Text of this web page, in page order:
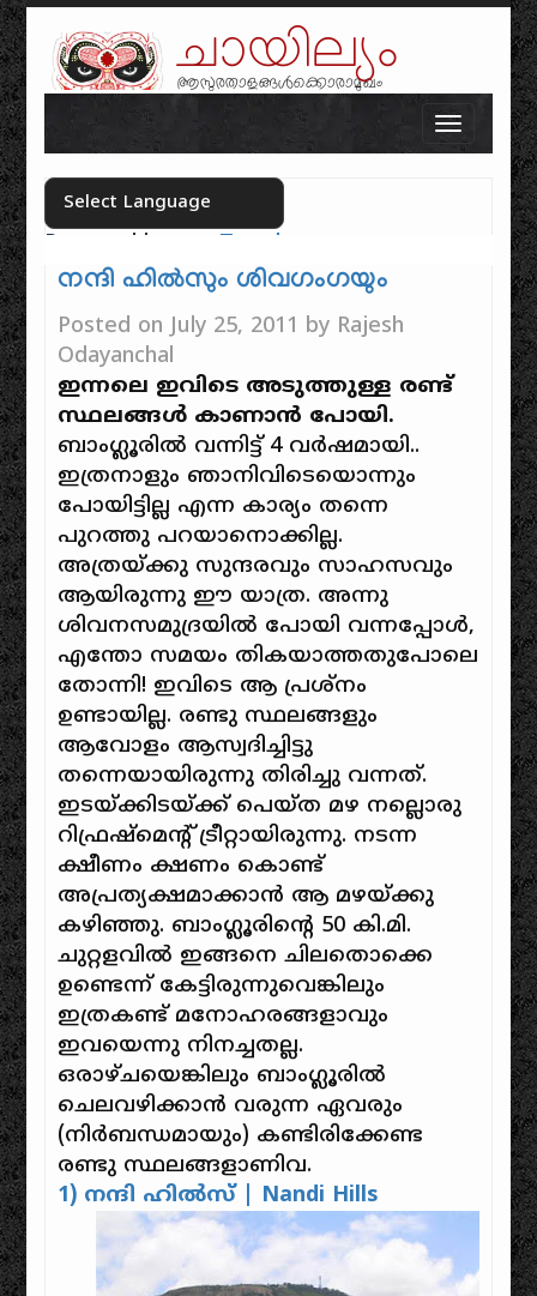
ചായില്യം
ആസുരതാളങ്ങൾക്കൊരാമുഖം
Skip to content
Toggle
Powered by Translate
നന്ദി ഹിൽസും ശിവഗംഗയും
Posted on July 25, 2011 by Rajesh
Odayanchal
ഇന്നലെ ഇവിടെ അടുത്തുള്ള രണ്ട്
സ്ഥലങ്ങൾ കാണാൻ പോയി.
ബാംഗ്ലൂരിൽ വന്നിട്ട് 4 വർഷമായി..
ഇത്രനാളും ഞാനിവിടെയൊന്നും
പോയിട്ടില്ല എന്ന കാര്യം തന്നെ
പുറത്തു പറയാനൊക്കില്ല.
അത്രയ്‌ക്കു സുന്ദരവും സാഹസവും
ആയിരുന്നു ഈ യാത്ര. അന്നു
ശിവനസമുദ്രയിൽ പോയി വന്നപ്പോൾ,
എന്തോ സമയം തികയാത്തതുപോലെ
തോന്നി! ഇവിടെ ആ പ്രശ്നം
ഉണ്ടായില്ല. രണ്ടു സ്ഥലങ്ങളും
ആവോളം ആസ്വദിച്ചിട്ടു
തന്നെയായിരുന്നു തിരിച്ചു വന്നത്.
ഇടയ്‌ക്കിടയ്ക്ക് പെയ്ത മഴ നല്ലൊരു
റിഫ്രഷ്‌മെന്റ് ട്രീറ്റായിരുന്നു. നടന്ന
ക്ഷീണം ക്ഷണം കൊണ്ട്
അപ്രത്യക്ഷമാക്കാൻ ആ മഴയ്‌ക്കു
കഴിഞ്ഞു. ബാംഗ്ലൂരിന്റെ 50 കി.മി.
ചുറ്റളവിൽ ഇങ്ങനെ ചിലതൊക്കെ
ഉണ്ടെന്ന് കേട്ടിരുന്നുവെങ്കിലും
ഇത്രകണ്ട് മനോഹരങ്ങളാവും
ഇവയെന്നു നിനച്ചതല്ല.
ഒരാഴ്ചയെങ്കിലും ബാംഗ്ലൂരിൽ
ചെലവഴിക്കാൻ വരുന്ന ഏവരും
(നിർബന്ധമായും) കണ്ടിരിക്കേണ്ട
രണ്ടു സ്ഥലങ്ങളാണിവ.
1) നന്ദി ഹിൽസ് | Nandi Hills